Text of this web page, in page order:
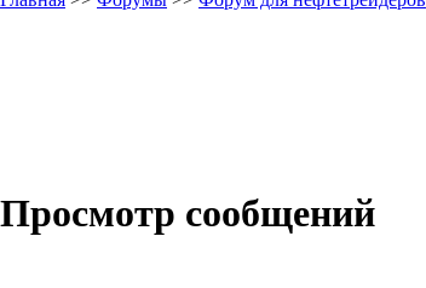
Просмотр сообщений